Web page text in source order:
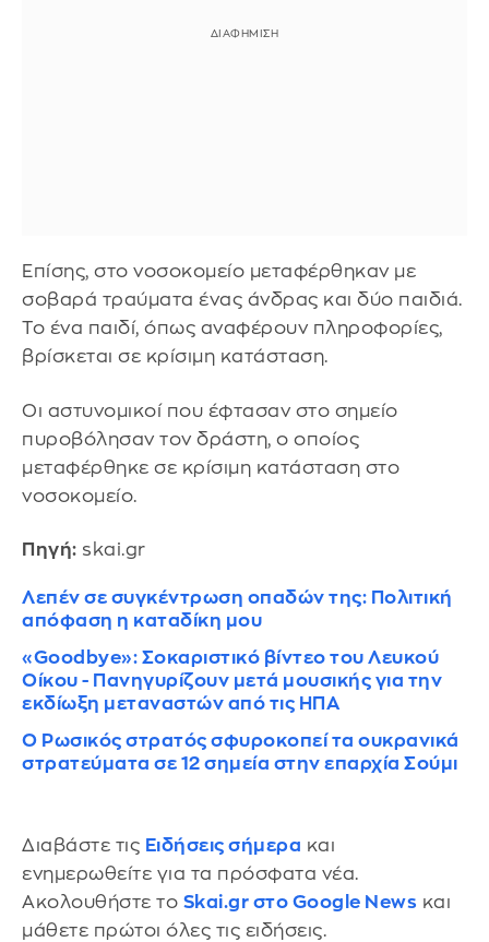
Επίσης, στο νοσοκομείο μεταφέρθηκαν με
σοβαρά τραύματα ένας άνδρας και δύο παιδιά.
Το ένα παιδί, όπως αναφέρουν πληροφορίες,
βρίσκεται σε κρίσιμη κατάσταση.
Οι αστυνομικοί που έφτασαν στο σημείο
πυροβόλησαν τον δράστη, ο οποίος
μεταφέρθηκε σε κρίσιμη κατάσταση στο
νοσοκομείο.
Πηγή: skai.gr
Λεπέν σε συγκέντρωση οπαδών της: Πολιτική
απόφαση η καταδίκη μου
«Goodbye»: Σοκαριστικό βίντεο του Λευκού
Οίκου - Πανηγυρίζουν μετά μουσικής για την
εκδίωξη μεταναστών από τις ΗΠΑ
Ο Ρωσικός στρατός σφυροκοπεί τα ουκρανικά
στρατεύματα σε 12 σημεία στην επαρχία Σούμι
Διαβάστε τις Ειδήσεις σήμερα και
ενημερωθείτε για τα πρόσφατα νέα.
Ακολουθήστε το Skai.gr στο Google News και
μάθετε πρώτοι όλες τις ειδήσεις.